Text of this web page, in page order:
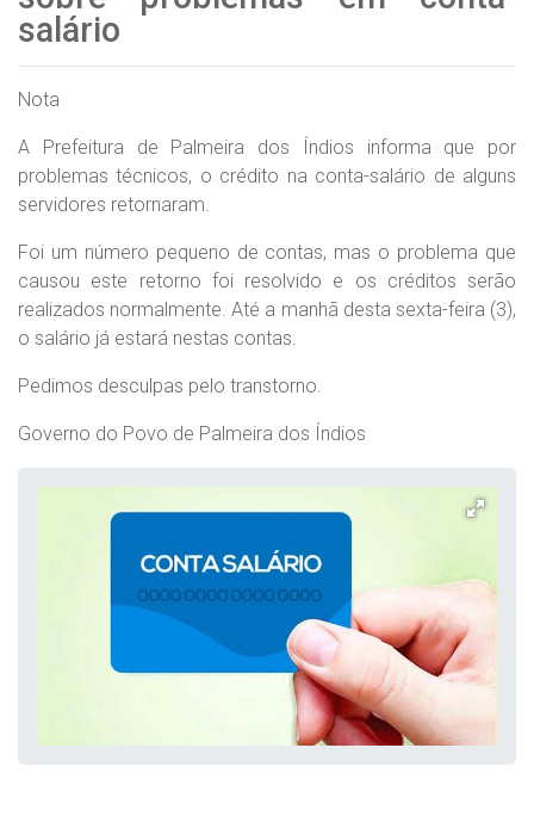
salário
Nota
A Prefeitura de Palmeira dos Índios informa que por
problemas técnicos, o crédito na conta-salário de alguns
servidores retornaram.
Foi um número pequeno de contas, mas o problema que
causou este retorno foi resolvido e os créditos serão
realizados normalmente. Até a manhã desta sexta-feira (3),
o salário já estará nestas contas.
Pedimos desculpas pelo transtorno.
Governo do Povo de Palmeira dos Índios